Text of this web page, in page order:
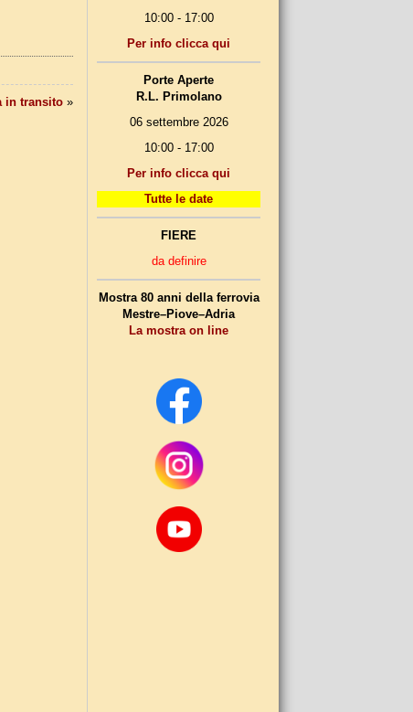
in transito »
10:00 - 17:00
Per info clicca qui
Porte Aperte
R.L. Primolano
06 settembre 2026
10:00 - 17:00
Per info clicca qui
Tutte le date
FIERE
da definire
Mostra 80 anni della ferrovia
Mestre–Piove–Adria
La mostra on line